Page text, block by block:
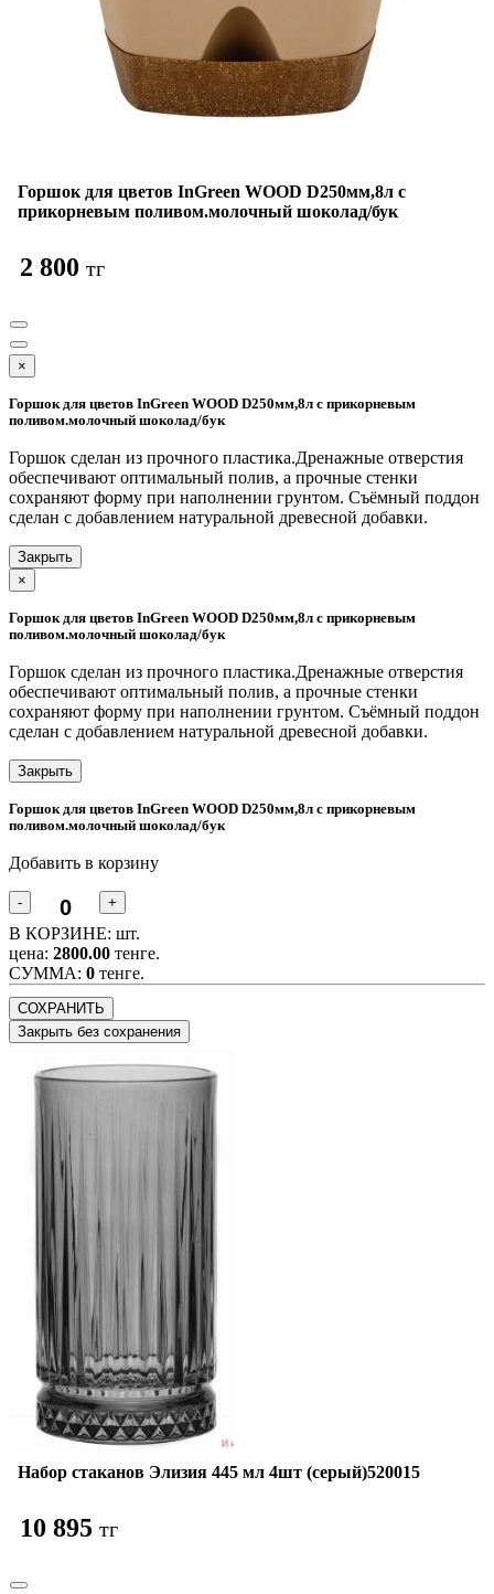
Горшок для цветов InGreen WOOD D250мм,8л с
прикорневым поливом.молочный шоколад/бук
2 800 тг
×
Горшок для цветов InGreen WOOD D250мм,8л с прикорневым
поливом.молочный шоколад/бук
Горшок сделан из прочного пластика.Дренажные отверстия
обеспечивают оптимальный полив, а прочные стенки
сохраняют форму при наполнении грунтом. Съёмный поддон
сделан с добавлением натуральной древесной добавки.
Закрыть
×
Горшок для цветов InGreen WOOD D250мм,8л с прикорневым
поливом.молочный шоколад/бук
Горшок сделан из прочного пластика.Дренажные отверстия
обеспечивают оптимальный полив, а прочные стенки
сохраняют форму при наполнении грунтом. Съёмный поддон
сделан с добавлением натуральной древесной добавки.
Закрыть
Горшок для цветов InGreen WOOD D250мм,8л с прикорневым
поливом.молочный шоколад/бук
Добавить в корзину
- +
В КОРЗИНЕ: шт.
цена: 2800.00 тенге.
CУММА: 0 тенге.
СОХРАНИТЬ
Закрыть без сохранения
Набор стаканов Элизия 445 мл 4шт (серый)520015
10 895 тг